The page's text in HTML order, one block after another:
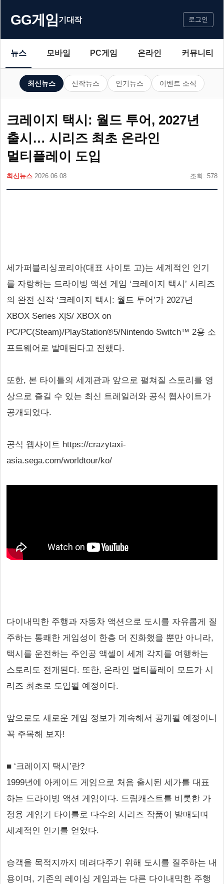
GG게임기대작 로그인
뉴스 모바일 PC게임 온라인 커뮤니티
최신뉴스 신작뉴스 인기뉴스 이벤트 소식
크레이지 택시: 월드 투어, 2027년
출시… 시리즈 최초 온라인
멀티플레이 도입
최신뉴스 2026.06.08 조회: 578
세가퍼블리싱코리아(대표 사이토 고)는 세계적인 인기
를 자랑하는 드라이빙 액션 게임 ‘크레이지 택시’ 시리즈
의 완전 신작 ‘크레이지 택시: 월드 투어’가 2027년
XBOX Series X|S/ XBOX on
PC/PC(Steam)/PlayStation®5/Nintendo Switch™ 2용 소
프트웨어로 발매된다고 전했다.
또한, 본 타이틀의 세계관과 앞으로 펼쳐질 스토리를 영
상으로 즐길 수 있는 최신 트레일러와 공식 웹사이트가
공개되었다.
공식 웹사이트 https://crazytaxi-
asia.sega.com/worldtour/ko/
다이내믹한 주행과 자동차 액션으로 도시를 자유롭게 질
주하는 통쾌한 게임성이 한층 더 진화했을 뿐만 아니라,
택시를 운전하는 주인공 액셀이 세계 각지를 여행하는
스토리도 전개된다. 또한, 온라인 멀티플레이 모드가 시
리즈 최초로 도입될 예정이다.
앞으로도 새로운 게임 정보가 계속해서 공개될 예정이니
꼭 주목해 보자!
■ ‘크레이지 택시’란?
1999년에 아케이드 게임으로 처음 출시된 세가를 대표
하는 드라이빙 액션 게임이다. 드림캐스트를 비롯한 가
정용 게임기 타이틀로 다수의 시리즈 작품이 발매되며
세계적인 인기를 얻었다.
승객을 목적지까지 데려다주기 위해 도시를 질주하는 내
용이며, 기존의 레이싱 게임과는 다른 다이내믹한 주행